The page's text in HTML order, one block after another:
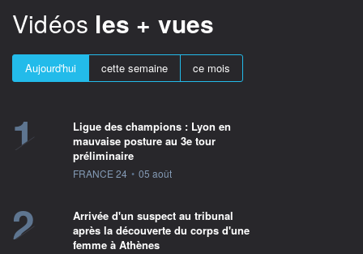
Vidéos les + vues
Aujourd'hui cette semaine ce mois
1
Ligue des champions : Lyon en
mauvaise posture au 3e tour
préliminaire
information fournie par
FRANCE 24 • 05 août
2
Arrivée d'un suspect au tribunal
après la découverte du corps d'une
femme à Athènes